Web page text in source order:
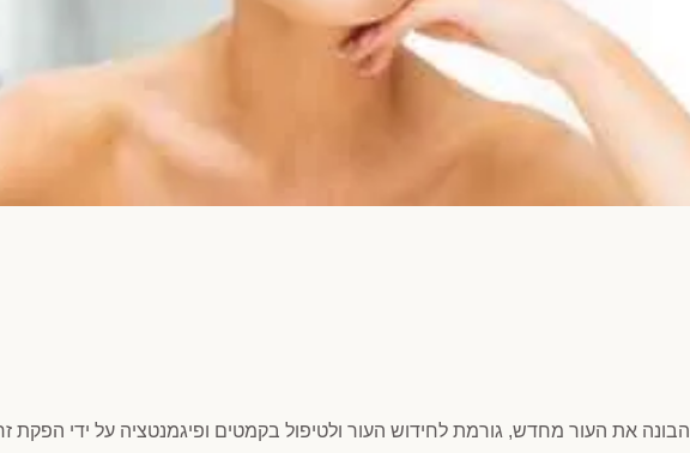
הבונה את העור מחדש, גורמת לחידוש העור ולטיפול בקמטים ופיגמנטציה על ידי הפקת